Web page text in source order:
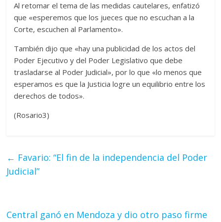
Al retomar el tema de las medidas cautelares, enfatizó
que «esperemos que los jueces que no escuchan a la
Corte, escuchen al Parlamento».
También dijo que «hay una publicidad de los actos del
Poder Ejecutivo y del Poder Legislativo que debe
trasladarse al Poder Judicial», por lo que «lo menos que
esperamos es que la Justicia logre un equilibrio entre los
derechos de todos».
(Rosario3)
← Favario: “El fin de la independencia del Poder
Judicial”
Central ganó en Mendoza y dio otro paso firme